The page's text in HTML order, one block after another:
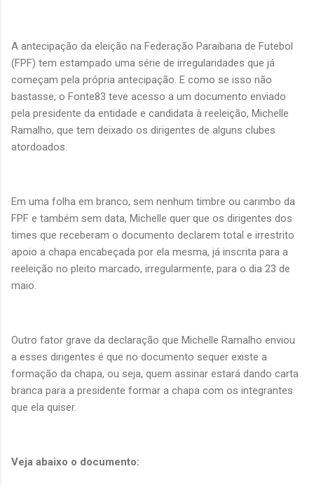
A antecipação da eleição na Federação Paraibana de Futebol
(FPF) tem estampado uma série de irregularidades que já
começam pela própria antecipação. E como se isso não
bastasse, o Fonte83 teve acesso a um documento enviado
pela presidente da entidade e candidata à reeleição, Michelle
Ramalho, que tem deixado os dirigentes de alguns clubes
atordoados.
Em uma folha em branco, sem nenhum timbre ou carimbo da
FPF e também sem data, Michelle quer que os dirigentes dos
times que receberam o documento declarem total e irrestrito
apoio a chapa encabeçada por ela mesma, já inscrita para a
reeleição no pleito marcado, irregularmente, para o dia 23 de
maio.
Outro fator grave da declaração que Michelle Ramalho enviou
a esses dirigentes é que no documento sequer existe a
formação da chapa, ou seja, quem assinar estará dando carta
branca para a presidente formar a chapa com os integrantes
que ela quiser.
Veja abaixo o documento: